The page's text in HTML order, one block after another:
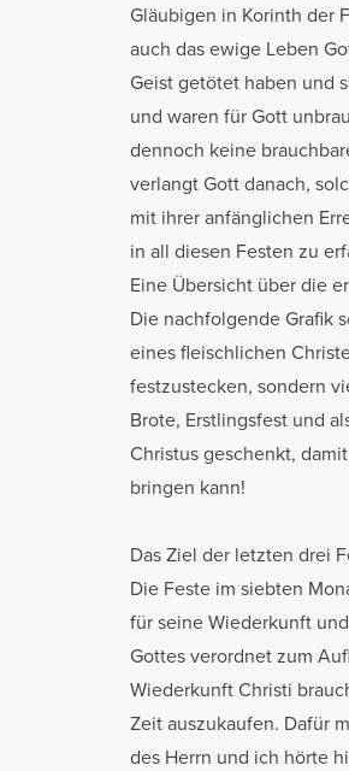
Gläubigen in Korinth der
auch das ewige Leben
Geist getötet haben und
und waren für Gott
dennoch keine
verlangt Gott danach,
mit ihrer anfänglichen
in all diesen Festen zu
Eine Übersicht über die
Die nachfolgende Grafik
eines fleischlichen
festzustecken, sondern
Brote, Erstlingsfest und
Christus geschenkt,
bringen kann!
Das Ziel der letzten drei
Die Feste im siebten
für seine Wiederkunft
Gottes verordnet zum
Wiederkunft Christi
Zeit auszukaufen. Dafür
des Herrn und ich hörte